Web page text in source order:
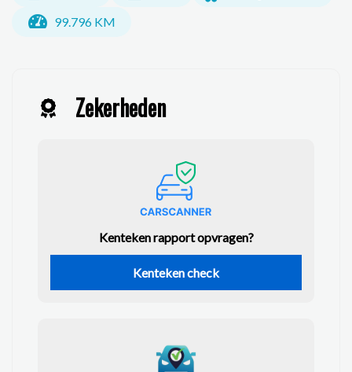
99.796 KM
Zekerheden
Kenteken rapport opvragen?
Kenteken check